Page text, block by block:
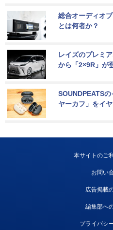
総合オーディオ
とは何者か？
レイズのプレミ
から「2×9R」が
SOUNDPEATS
ヤーカフ」をイ
本サイトのご
お問い
広告掲載
編集部へ
プライバシ